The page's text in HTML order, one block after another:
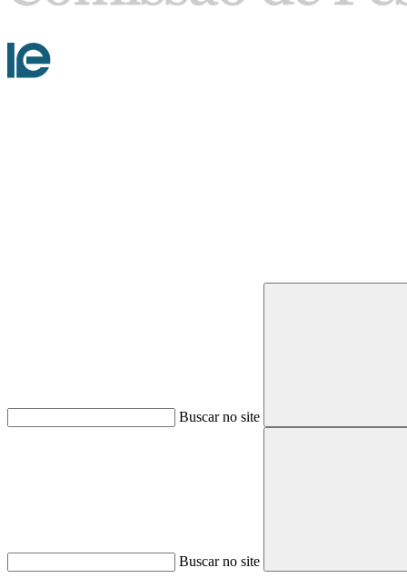
Buscar no site
Buscar no site